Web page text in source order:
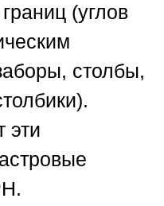
(углов
столбы,
эти